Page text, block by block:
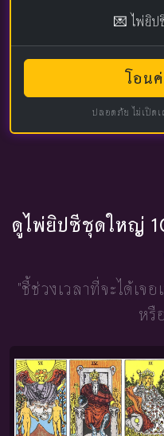
💌 ไพ่ยิ
โอน
ปลอดภัย ไม่เปิด
ดูไพ่ยิปซีชุดใหญ่
"ชี้ช่วงเวลาที่จะได้เจ
หรื